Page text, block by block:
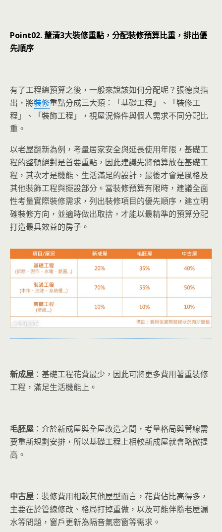
Point02. 釐清3大裝修重點，分配裝修預算比重，排出優
先順序
有了工程總預算之後，一般來說該如何分配呢？張德良指
出，將裝修重點分成三大類：「基礎工程」、「裝修工
程」、「裝飾工程」，視屋況條件與個人需求不同分配比
重。
以老屋翻新為例，考量居家安全與延長使用年限，基礎工
程的整頓絕對是首要重點，因此建議先將預算放在基礎工
程，其次才是機能、生活滿足的設計，最後才會是風格及
其他裝飾工程與擺設部分。當裝修預算有限時，建議全面
性考量實際裝修需求，列出裝修項目的優先順序，建立明
確裝修方向，並適時做出取捨，才能以最精準的預算分配
打造最具效益的房子。
新成屋 ：基礎工程花費最少，因此可將更多費用著重裝修
工程，滿足生活機能上。
毛胚屋 ：介於新成屋與全屋改造之間，考量格局與管線需
要重新規劃安排，所以基礎工程上相較新成屋就會略微提
高。
中古屋 ：裝修費用相較其他屋型而言，花費佔比高得多，
主要在於管線修改、格局打掉重做，以及可能伴隨老屋漏
水等問題，窗戶更新為隔音氣密窗等需求。